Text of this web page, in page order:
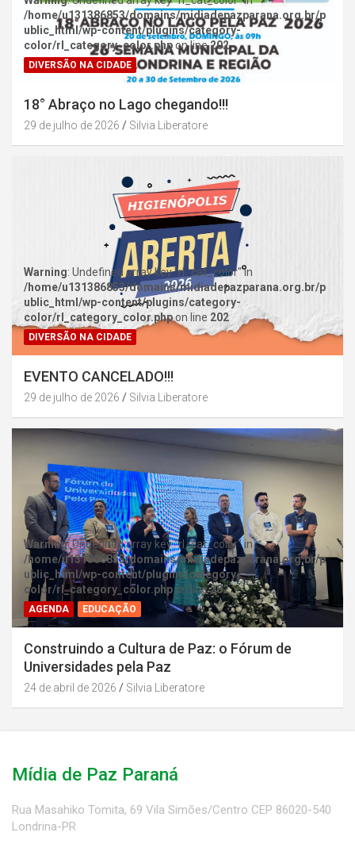
/home/u131386853/domains/midiadepazparana.org.br/p
ublic_html/wp-content/plugins/category-
color/rl_category_color.phpon line202
DIVERSÃO NA CIDADE
18° Abraço no Lago chegando!!!
29 de julho de 2026 Silvia Liberatore
Warning: Undefined array key "rl_cat_color" in
/home/u131386853/domains/midiadepazparana.org.br/p
ublic_html/wp-content/plugins/category-
color/rl_category_color.phpon line 202
DIVERSÃO NA CIDADE
EVENTO CANCELADO!!!
29 de julho de 2026 Silvia Liberatore
Warning: Undefined array key "rl_cat_color" in
/home/u131386853/domains/midiadepazparana.org.br/p
ublic_html/wp-content/plugins/category-
color/rl_category_color.phpon line202
AGENDA EDUCAÇÃO
Construindo a Cultura de Paz: o Fórum de
Universidades pela Paz
24 de abril de 2026 Silvia Liberatore
Mídia de Paz Paraná
Rua Masahiko Tomita, 69 Vila Simões/Centro CEP 86020-540
Londrina-PR